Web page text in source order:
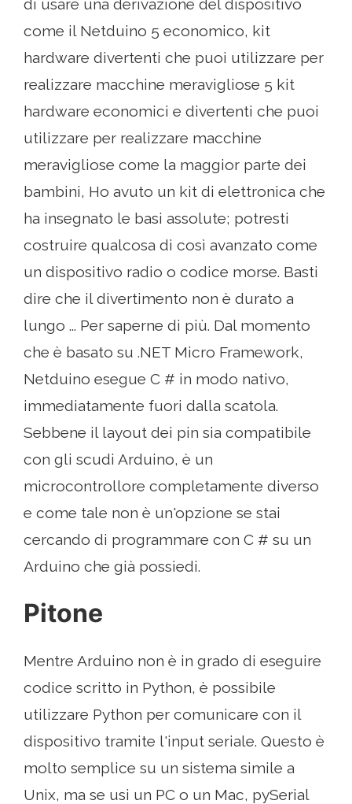
di usare una derivazione del dispositivo
come il Netduino 5 economico, kit
hardware divertenti che puoi utilizzare per
realizzare macchine meravigliose 5 kit
hardware economici e divertenti che puoi
utilizzare per realizzare macchine
meravigliose come la maggior parte dei
bambini, Ho avuto un kit di elettronica che
ha insegnato le basi assolute; potresti
costruire qualcosa di così avanzato come
un dispositivo radio o codice morse. Basti
dire che il divertimento non è durato a
lungo ... Per saperne di più. Dal momento
che è basato su .NET Micro Framework,
Netduino esegue C # in modo nativo,
immediatamente fuori dalla scatola.
Sebbene il layout dei pin sia compatibile
con gli scudi Arduino, è un
microcontrollore completamente diverso
e come tale non è un'opzione se stai
cercando di programmare con C # su un
Arduino che già possiedi.
Pitone
Mentre Arduino non è in grado di eseguire
codice scritto in Python, è possibile
utilizzare Python per comunicare con il
dispositivo tramite l'input seriale. Questo è
molto semplice su un sistema simile a
Unix, ma se usi un PC o un Mac, pySerial